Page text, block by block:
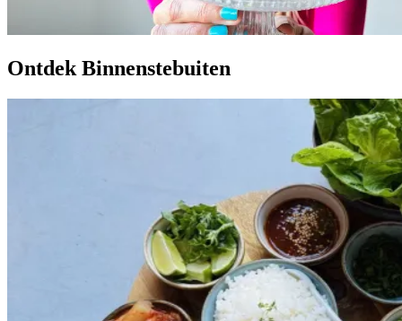
Ontdek Binnenstebuiten